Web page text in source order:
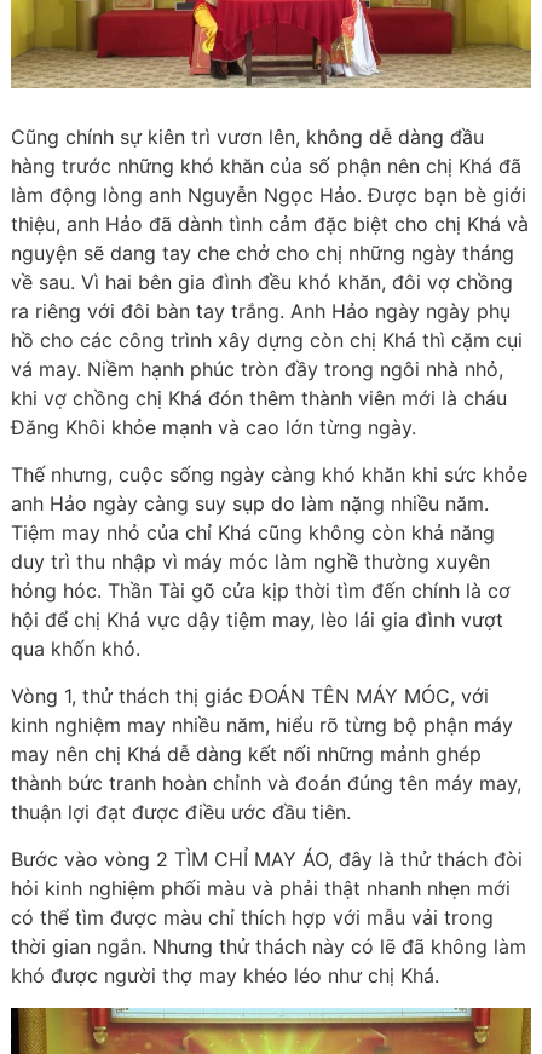
Cũng chính sự kiên trì vươn lên, không dễ dàng đầu
hàng trước những khó khăn của số phận nên chị Khá đã
làm động lòng anh Nguyễn Ngọc Hảo. Được bạn bè giới
thiệu, anh Hảo đã dành tình cảm đặc biệt cho chị Khá và
nguyện sẽ dang tay che chở cho chị những ngày tháng
về sau. Vì hai bên gia đình đều khó khăn, đôi vợ chồng
ra riêng với đôi bàn tay trắng. Anh Hảo ngày ngày phụ
hồ cho các công trình xây dựng còn chị Khá thì cặm cụi
vá may. Niềm hạnh phúc tròn đầy trong ngôi nhà nhỏ,
khi vợ chồng chị Khá đón thêm thành viên mới là cháu
Đăng Khôi khỏe mạnh và cao lớn từng ngày.
Thế nhưng, cuộc sống ngày càng khó khăn khi sức khỏe
anh Hảo ngày càng suy sụp do làm nặng nhiều năm.
Tiệm may nhỏ của chỉ Khá cũng không còn khả năng
duy trì thu nhập vì máy móc làm nghề thường xuyên
hỏng hóc. Thần Tài gõ cửa kịp thời tìm đến chính là cơ
hội để chị Khá vực dậy tiệm may, lèo lái gia đình vượt
qua khốn khó.
Vòng 1, thử thách thị giác ĐOÁN TÊN MÁY MÓC, với
kinh nghiệm may nhiều năm, hiểu rõ từng bộ phận máy
may nên chị Khá dễ dàng kết nối những mảnh ghép
thành bức tranh hoàn chỉnh và đoán đúng tên máy may,
thuận lợi đạt được điều ước đầu tiên.
Bước vào vòng 2 TÌM CHỈ MAY ÁO, đây là thử thách đòi
hỏi kinh nghiệm phối màu và phải thật nhanh nhẹn mới
có thể tìm được màu chỉ thích hợp với mẫu vải trong
thời gian ngắn. Nhưng thử thách này có lẽ đã không làm
khó được người thợ may khéo léo như chị Khá.